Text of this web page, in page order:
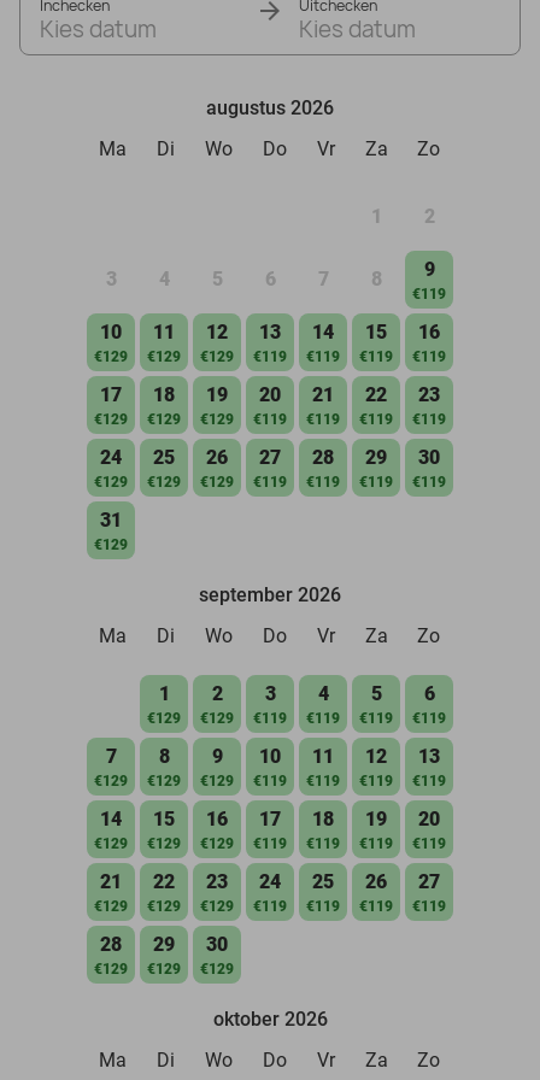
Inchecken
Kies datum
Uitchecken
Kies datum
augustus 2026
Ma
Di Wo Do Vr Za Zo
1 2
3 4 5 6 7 8 9
€119
10
€129
11
€129
12
€129
13
€119
14
€119
15
€119
16
€119
17
€129
18
€129
19
€129
20
€119
21
€119
22
€119
23
€119
24
€129
25
€129
26
€129
27
€119
28
€119
29
€119
30
€119
31
€129
september 2026
Ma
Di Wo Do Vr Za Zo
1
€129
2
€129
3
€119
4
€119
5
€119
6
€119
7
€129
8
€129
9
€129
10
€119
11
€119
12
€119
13
€119
14
€129
15
€129
16
€129
17
€119
18
€119
19
€119
20
€119
21
€129
22
€129
23
€129
24
€119
25
€119
26
€119
27
€119
28
€129
29
€129
30
€129
oktober 2026
Ma
Di Wo Do Vr Za Zo